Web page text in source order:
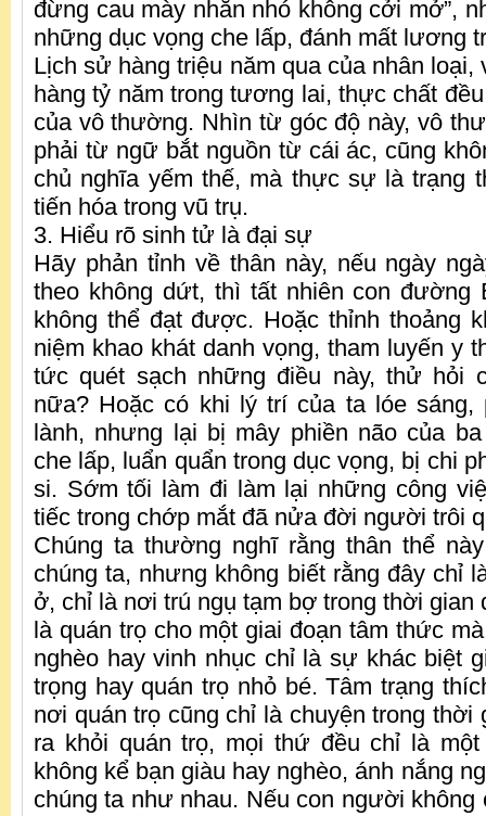
đừng cau mày nhăn nhó không cởi mở”,
những dục vọng che lấp, đánh mất lương
Lịch sử hàng triệu năm qua của nhân loại,
hàng tỷ năm trong tương lai, thực chất
của vô thường. Nhìn từ góc độ này, vô
phải từ ngữ bắt nguồn từ cái ác, cũng
chủ nghĩa yếm thế, mà thực sự là trạng
tiến hóa trong vũ trụ.
3. Hiểu rõ sinh tử là đại sự
Hãy phản tỉnh về thân này, nếu ngày
theo không dứt, thì tất nhiên con đường
không thể đạt được. Hoặc thỉnh thoảng
niệm khao khát danh vọng, tham luyến y
tức quét sạch những điều này, thử hỏi
nữa? Hoặc có khi lý trí của ta lóe sáng,
lành, nhưng lại bị mây phiền não của
che lấp, luẩn quẩn trong dục vọng, bị chi
si. Sớm tối làm đi làm lại những công
tiếc trong chớp mắt đã nửa đời người trôi
Chúng ta thường nghĩ rằng thân thể
chúng ta, nhưng không biết rằng đây chỉ
ở, chỉ là nơi trú ngụ tạm bợ trong thời gian
là quán trọ cho một giai đoạn tâm thức
nghèo hay vinh nhục chỉ là sự khác biệt
trọng hay quán trọ nhỏ bé. Tâm trạng
nơi quán trọ cũng chỉ là chuyện trong thời
ra khỏi quán trọ, mọi thứ đều chỉ là
không kể bạn giàu hay nghèo, ánh nắng
chúng ta như nhau. Nếu con người không